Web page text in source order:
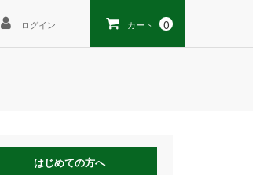
ログイン カート 0
はじめての方へ